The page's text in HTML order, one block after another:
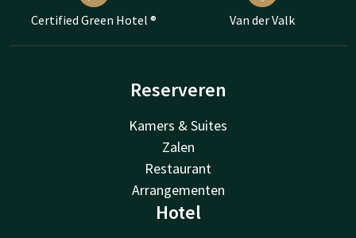
Certified Green Hotel ® Van der Valk
Reserveren
Kamers & Suites
Zalen
Restaurant
Arrangementen
Hotel